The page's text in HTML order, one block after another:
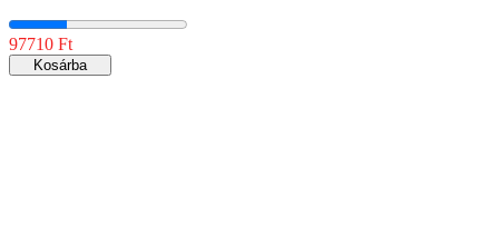
97710 Ft
Kosárba